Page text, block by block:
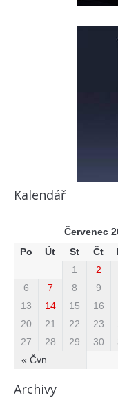
Kalendář
Červenec
Po
Út St Čt
« Čvn
1 2
6
7 8 9
13
14 15 16
20
21 22 23
27
28 29 30
Archivy